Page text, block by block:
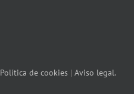
Política de cookies | Aviso legal.